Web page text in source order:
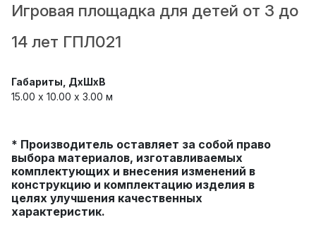
Игровая площадка для детей от 3 до
14 лет ГПЛ021
Габариты, ДхШхВ
15.00 х 10.00 x 3.00 м
* Производитель оставляет за собой право
выбора материалов, изготавливаемых
комплектующих и внесения изменений в
конструкцию и комплектацию изделия в
целях улучшения качественных
характеристик.